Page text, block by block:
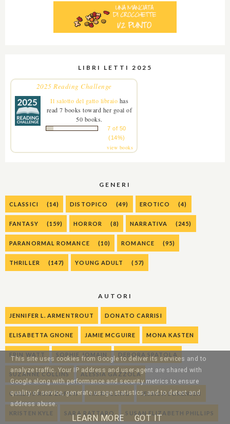
LIBRI LETTI 2025
2025 Reading Challenge
Il salotto del gatto libraio has
read 7 books toward her goal of
50 books.
7 of 50
(14%)
view books
GENERI
CLASSICI (14) DISTOPICO (49) EROTICO (4)
FANTASY (159) HORROR (8) NARRATIVA (245)
PARANORMAL ROMANCE (10) ROMANCE (95)
THRILLER (147) YOUNG ADULT (57)
AUTORI
JENNIFER L. ARMENTROUT DONATO CARRISI
ELISABETTA GNONE JAMIE MCGUIRE MONA KASTEN
ERIN WATT SOPHIE JOMAIN DEBORA SPATOLA
SUZANNE COLLINS ALESSIA GAZZOLA
CARLOS RUIZ ZAFON J.K. ROLLING JESSICA SORENSEN
KRISTEN KYLE SARA RATTARO SUSAN ELIZABETH PHILLIPS
This site uses cookies from Google to deliver its services and to
analyze traffic. Your IP address and user-agent are shared with
Google along with performance and security metrics to ensure
quality of service, generate usage statistics, and to detect and
address abuse.
LEARN MORE GOT IT